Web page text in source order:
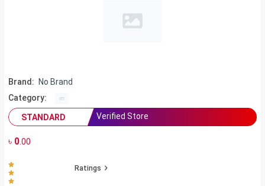
Brand:
No Brand
Category:
STANDARD
Verified Store
৳ 0.00
Ratings